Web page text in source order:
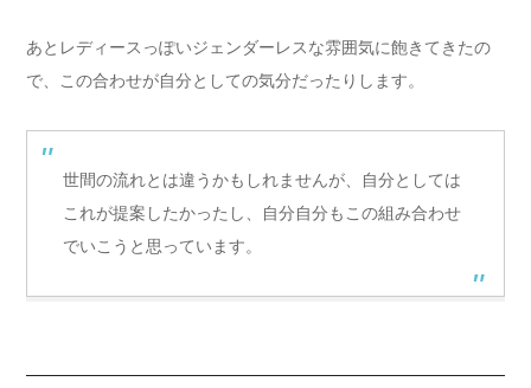
あとレディースっぽいジェンダーレスな雰囲気に飽きてきたの
で、この合わせが自分としての気分だったりします。
世間の流れとは違うかもしれませんが、自分としては
これが提案したかったし、自分自分もこの組み合わせ
でいこうと思っています。